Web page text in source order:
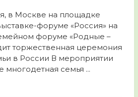
в Москве на площадке
форуме «Россия» на
форуме «Родные –
торжественная церемония
в России В мероприятии
многодетная семья ...